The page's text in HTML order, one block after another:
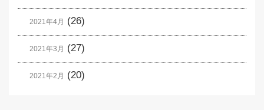
2021年4月 (26)
2021年3月 (27)
2021年2月 (20)